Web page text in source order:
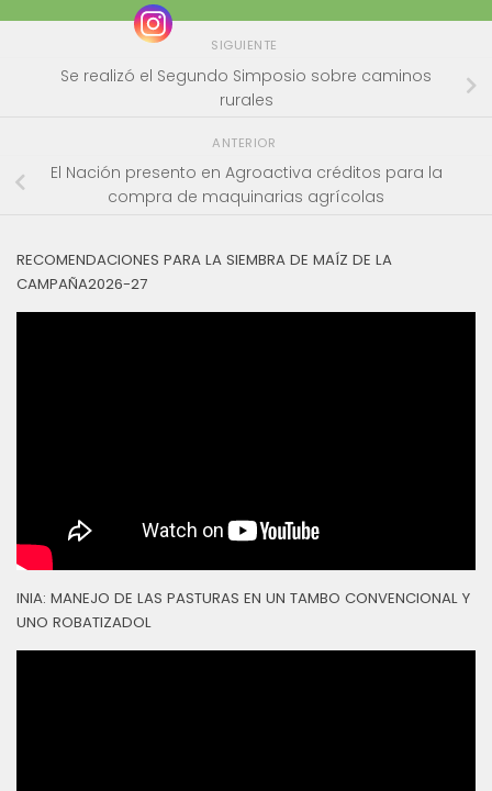
SIGUIENTE
Se realizó el Segundo Simposio sobre caminos
rurales
ANTERIOR
El Nación presento en Agroactiva créditos para la
compra de maquinarias agrícolas
RECOMENDACIONES PARA LA SIEMBRA DE MAÍZ DE LA
CAMPAÑA2026-27
INIA: MANEJO DE LAS PASTURAS EN UN TAMBO CONVENCIONAL Y
UNO ROBATIZADOL